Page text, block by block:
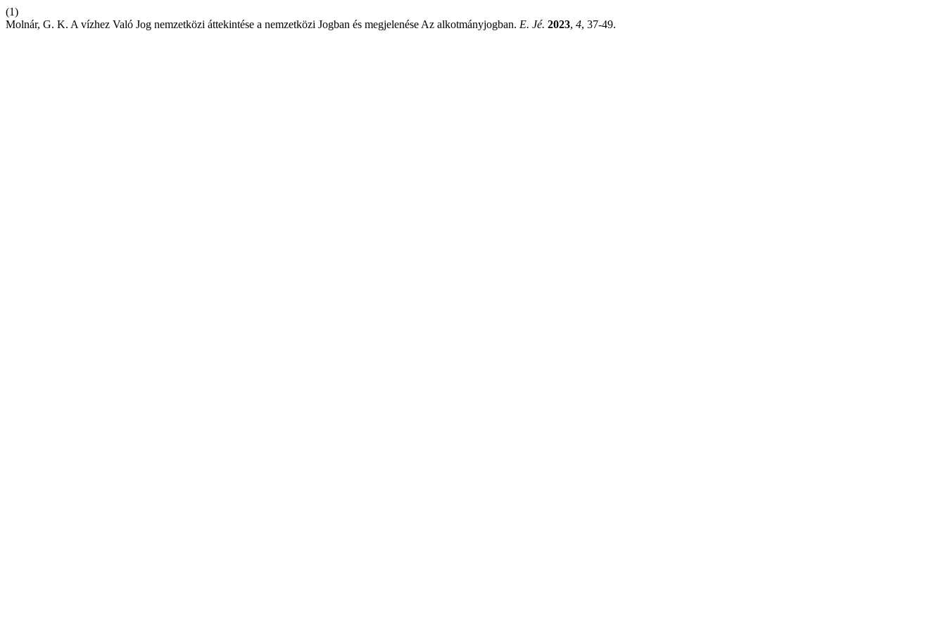
(1)
Molnár, G. K. A vízhez Való Jog nemzetközi áttekintése a nemzetközi Jogban és megjelenése Az alkotmányjogban. E. Jé. 2023, 4, 37-49.